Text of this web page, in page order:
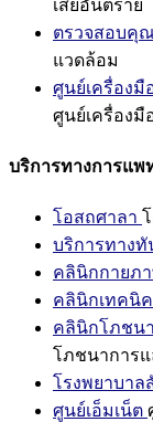
เสียอันตราย
ตรวจสอบคุ
แวดล้อม
ศูนย์เครื่องมื
ศูนย์เครื่องมื
บริการทางการแพ
โอสถศาลา
บริการทางทั
คลินิกกายภ
คลินิกเทคนิ
คลินิกโภชน
โภชนาการ
โรงพยาบาล
ศูนย์เอ็มเน็ต